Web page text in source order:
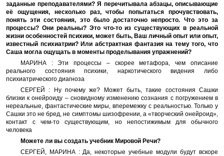
заданные преподавателями? Я перечитывала абзацы, описывающие
её ощущения, несколько раз, чтобы попытаться прочувствовать,
понять эти состояния, это было достаточно непросто. Что это за
процессы? Они реальны? Это что-то из существующих в реальной
жизни особенностей психики, может быть, Ваш личный опыт или опыт,
известный психиатрии? Или абстрактная фантазия на тему того, что
Саша могла ощущать в моменты проделывания упражнений?
МАРИНА : Эти процессы – скорее метафора, чем описание
реального состояния психики, наркотического видения либо
психиатрического диагноза
СЕРГЕЙ : Ну почему же? Может быть, такие состояния Сашки
близки к онейроиду – сновидному изменению сознания с погружением в
нереальные, фантастические миры, вперемежку с реальностью. Только у
Сашки это не бред, не симптомы шизофрении, а «творческий онейроид»,
контакт с чем-то существующим, но непостижимым для обычного
человека
Можете ли вы создать учебник Мировой Речи?
СЕРГЕЙ, МАРИНА : Да, некоторые учебные модули будут вскоре